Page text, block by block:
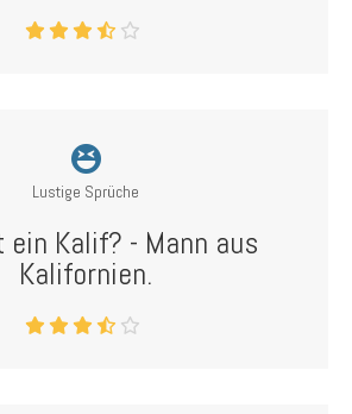
Lustige Sprüche
Kalif? - Mann aus
Kalifornien.